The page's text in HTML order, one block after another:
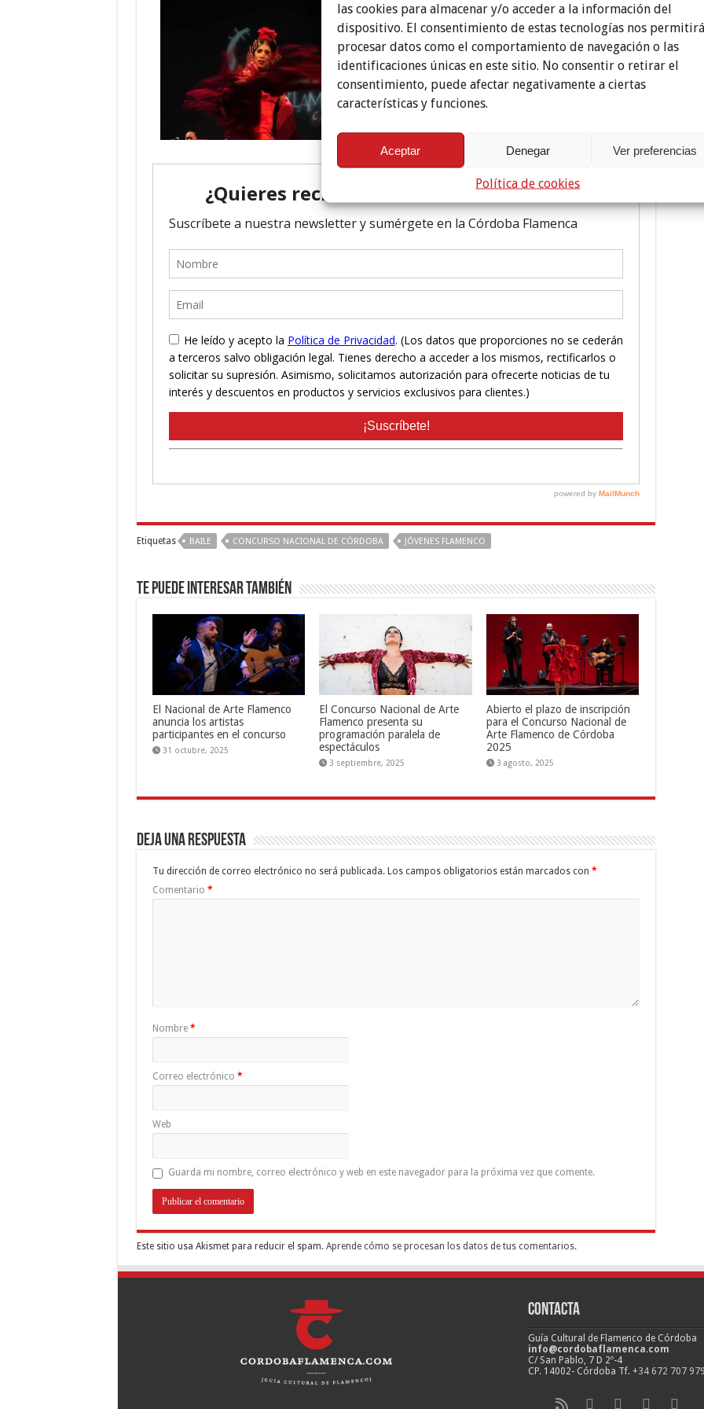
las cookies para almacenar y/o acceder a la información del
dispositivo. El consentimiento de estas tecnologías nos permitirá
procesar datos como el comportamiento de navegación o las
identificaciones únicas en este sitio. No consentir o retirar el
consentimiento, puede afectar negativamente a ciertas
características y funciones.
Aceptar Denegar Ver preferencias
Política de cookies
Etiquetas BAILE CONCURSO NACIONAL DE CÓRDOBA JÓVENES FLAMENCO
Te puede interesar también
El Nacional de Arte Flamenco
anuncia los artistas
participantes en el concurso
31 octubre, 2025
El Concurso Nacional de Arte
Flamenco presenta su
programación paralela de
espectáculos
3 septiembre, 2025
Abierto el plazo de inscripción
para el Concurso Nacional de
Arte Flamenco de Córdoba
2025
3 agosto, 2025
Deja una respuesta
Tu dirección de correo electrónico no será publicada. Los campos obligatorios están marcados con *
Comentario *
Nombre *
Correo electrónico *
Web
Guarda mi nombre, correo electrónico y web en este navegador para la próxima vez que comente.
Este sitio usa Akismet para reducir el spam. Aprende cómo se procesan los datos de tus comentarios.
Contacta
Guía Cultural de Flamenco de Córdoba
info@cordobaflamenca.com
C/ San Pablo, 7 D 2º-4
CP. 14002- Córdoba Tf. +34 672 707